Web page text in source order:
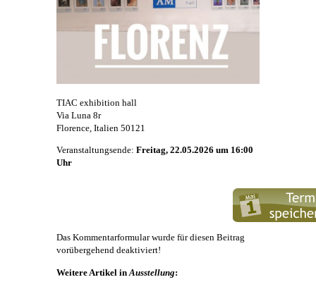
TIAC exhibition hall
Via Luna 8r
Florence, Italien 50121
Veranstaltungsende: Freitag, 22.05.2026 um 16:00
Uhr
Das Kommentarformular wurde für diesen Beitrag
vorübergehend deaktiviert!
Weitere Artikel in Ausstellung: